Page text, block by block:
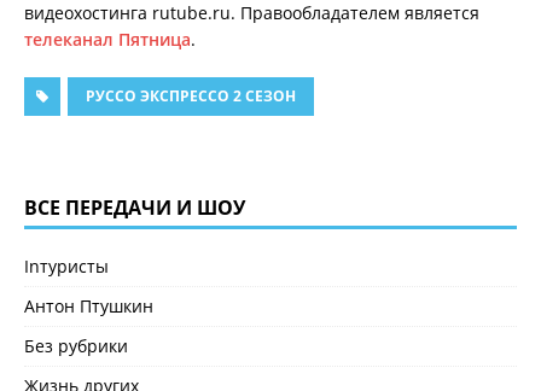
видеохостинга rutube.ru. Правообладателем является
телеканал Пятница.
РУССО ЭКСПРЕССО 2 СЕЗОН
ВСЕ ПЕРЕДАЧИ И ШОУ
Inтуристы
Антон Птушкин
Без рубрики
Жизнь других